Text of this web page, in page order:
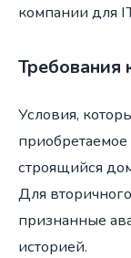
компании для
Требования
Условия,
строящийся
Для
признанные
историей.